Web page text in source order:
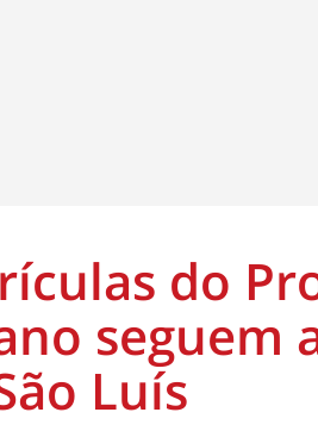
do
seguem
Luís